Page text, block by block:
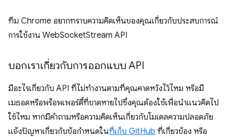
ทีม Chrome อยากทราบความคิดเห็นของคุณเกี่ยวกับประสบการณ์
การใช้งาน WebSocketStream API
บอกเราเกี่ยวกับการออกแบบ API
มีอะไรเกี่ยวกับ API ที่ไม่ทำงานตามที่คุณคาดหวังไว้ไหม หรือมี
เมธอดหรือพร็อพเพอร์ตี้ที่ขาดหายไปซึ่งคุณต้องใช้เพื่อนำแนวคิดไป
ใช้ไหม หากมีคำถามหรือความคิดเห็นเกี่ยวกับโมเดลความปลอดภัย
แจ้งปัญหาเกี่ยวกับข้อกำหนดในที่เก็บ GitHub ที่เกี่ยวข้อง หรือ